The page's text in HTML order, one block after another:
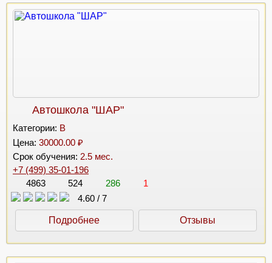
Автошкола "ШАР"
Категории: B
Цена: 30000.00 ₽
Срок обучения: 2.5 мес.
+7 (499) 35-01-196
4863
524 286
1
4.60 / 7
Подробнее Отзывы